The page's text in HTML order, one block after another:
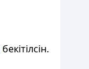
бекітілсiн.